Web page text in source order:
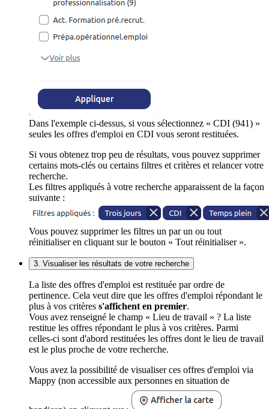
Dans l'exemple ci-dessus, si vous sélectionnez « CDI (941) »
seules les offres d'emploi en CDI vous seront restituées.
Si vous obtenez trop peu de résultats, vous pouvez supprimer
certains mots-clés ou certains filtres et critères et relancer votre
recherche.
Les filtres appliqués à votre recherche apparaissent de la façon
suivante :
Vous pouvez supprimer les filtres un par un ou tout
réinitialiser en cliquant sur le bouton « Tout réinitialiser ».
3. Visualiser les résultats de votre recherche
La liste des offres d'emploi est restituée par ordre de
pertinence. Cela veut dire que les offres d'emploi répondant le
plus à vos critères s'affichent en premier.
Vous avez renseigné le champ « Lieu de travail » ? La liste
restitue les offres répondant le plus à vos critères. Parmi
celles-ci sont d'abord restituées les offres dont le lieu de travail
est le plus proche de votre recherche.
Vous avez la possibilité de visualiser ces offres d'emploi via
Mappy (non accessible aux personnes en situation de